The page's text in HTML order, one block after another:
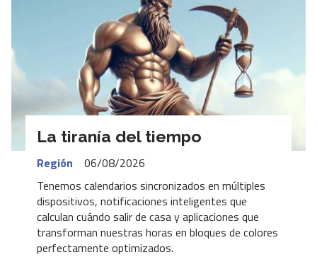
La tiranía del tiempo
Región
06/08/2026
Tenemos calendarios sincronizados en múltiples
dispositivos, notificaciones inteligentes que
calculan cuándo salir de casa y aplicaciones que
transforman nuestras horas en bloques de colores
perfectamente optimizados.